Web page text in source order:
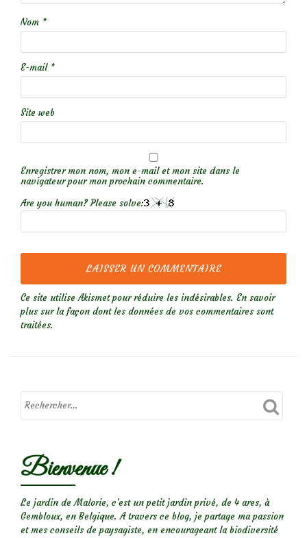
Nom *
E-mail *
Site web
Enregistrer mon nom, mon e-mail et mon site dans le
navigateur pour mon prochain commentaire.
Are you human? Please solve:
Ce site utilise Akismet pour réduire les indésirables. En savoir
plus sur la façon dont les données de vos commentaires sont
traitées.
Bienvenue !
Le jardin de Malorie, c'est un petit jardin privé, de 4 ares, à
Gembloux, en Belgique. A travers ce blog, je partage ma passion
et mes conseils de paysagiste, en encourageant la biodiversité